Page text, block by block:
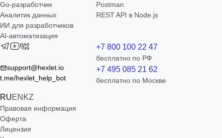
Go-разработчик
Аналитик данных
ИИ для разработчиков
AI-автоматизация
Postman
REST API в Node.js
support@hexlet.io
t.me/hexlet_help_bot
RUEN KZ
+7 800 100 22 47
бесплатно по РФ
+7 495 085 21 62
бесплатно по Москве
Правовая информация
Оферта
Лицензия